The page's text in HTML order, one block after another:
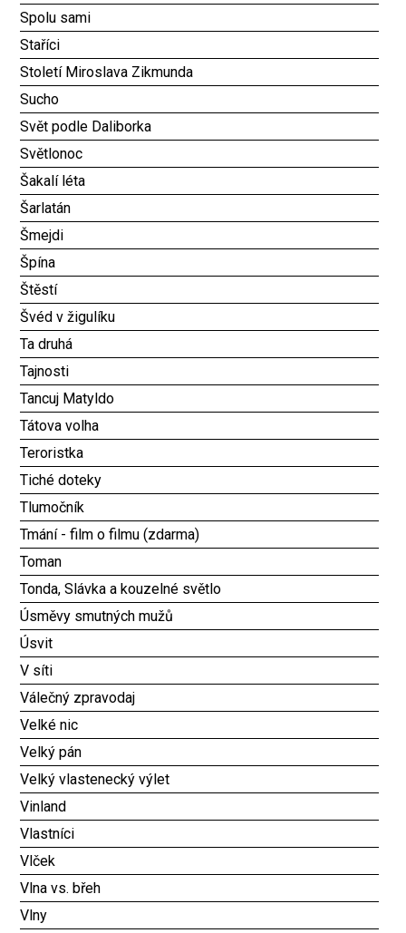
Spolu sami
Staříci
Století Miroslava Zikmunda
Sucho
Svět podle Daliborka
Světlonoc
Šakalí léta
Šarlatán
Šmejdi
Špína
Štěstí
Švéd v žigulíku
Ta druhá
Tajnosti
Tancuj Matyldo
Tátova volha
Teroristka
Tiché doteky
Tlumočník
Tmání - film o filmu (zdarma)
Toman
Tonda, Slávka a kouzelné světlo
Úsměvy smutných mužů
Úsvit
V síti
Válečný zpravodaj
Velké nic
Velký pán
Velký vlastenecký výlet
Vinland
Vlastníci
Vlček
Vlna vs. břeh
Vlny